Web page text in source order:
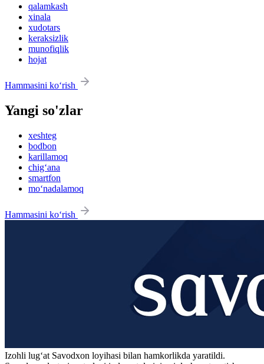
qalamkash
xinala
xudotars
keraksizlik
munofiqlik
hojat
Hammasini ko‘rish
Yangi so'zlar
xeshteg
bodbon
karillamoq
chig‘ana
smartfon
mo‘nadalamoq
Hammasini ko‘rish
Izohli lugʻat Savodxon loyihasi bilan hamkorlikda yaratildi.